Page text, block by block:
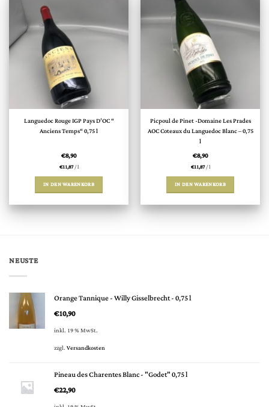
Languedoc Rouge IGP Pays D’OC “
Anciens Temps“ 0,75 l
€8,90
€11,87/l
IN DEN WARENKORB
Picpoul de Pinet -Domaine Les Prades
AOC Coteaux du Languedoc Blanc – 0,75
l
€8,90
€11,87/l
IN DEN WARENKORB
NEUSTE
Orange Tannique - Willy Gisselbrecht - 0,75 l
€10,90
inkl. 19 % MwSt.
zzgl.Versandkosten
Pineau des Charentes Blanc - "Godet" 0,75 l
€22,90